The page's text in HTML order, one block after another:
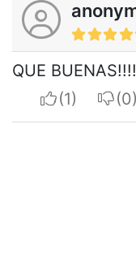
QUE
I apreciate
I